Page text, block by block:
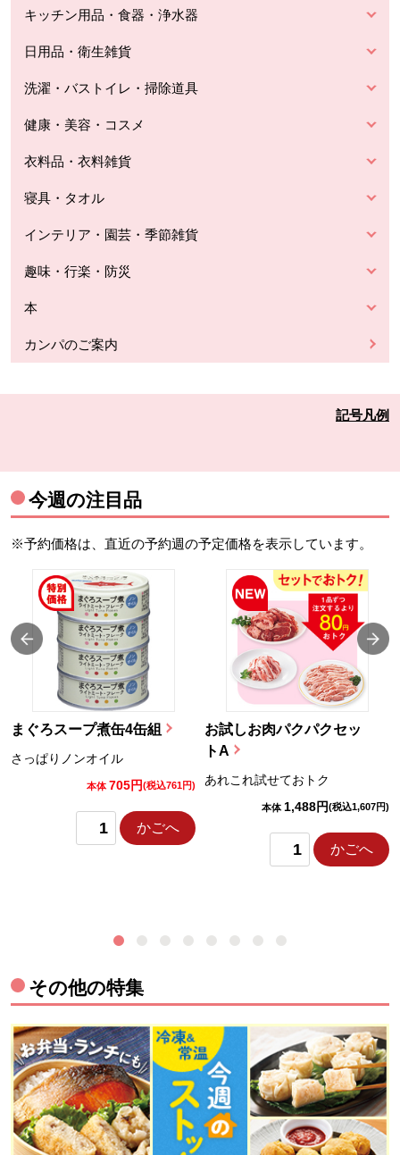
キッチン用品・食器・浄水器
日用品・衛生雑貨
洗濯・バストイレ・掃除道具
健康・美容・コスメ
衣料品・衣料雑貨
寝具・タオル
インテリア・園芸・季節雑貨
趣味・行楽・防災
本
カンパのご案内
記号凡例
今週の注目品
※予約価格は、直近の予約週の予定価格を表示しています。
まぐろスープ煮缶4缶組
さっぱりノンオイル
本体 705円(税込761円)
かごへ
お試しお肉パクパクセッ
トA
あれこれ試せておトク
本体 1,488円(税込1,607円)
かごへ
その他の特集